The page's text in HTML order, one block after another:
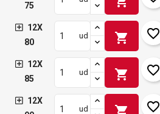
75
12X
80
ud shopping_cart favorite_border
12X
85
ud shopping_cart favorite_border
12X
ud shopping_cart favorite_border